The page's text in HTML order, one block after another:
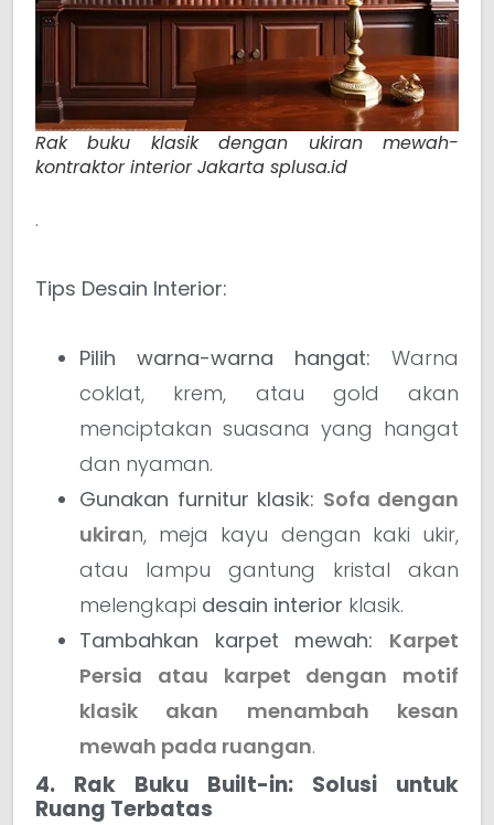
Rak buku klasik dengan ukiran mewah-
kontraktor interior Jakarta splusa.id
.
Tips Desain Interior:
Pilih warna-warna hangat: Warna
coklat, krem, atau gold akan
menciptakan suasana yang hangat
dan nyaman.
Gunakan furnitur klasik: Sofa dengan
ukiran, meja kayu dengan kaki ukir,
atau lampu gantung kristal akan
melengkapi desain interior klasik.
Tambahkan karpet mewah:
Karpet
Persia atau karpet dengan motif
klasik akan menambah kesan
mewah pada ruangan.
4. Rak Buku Built-in: Solusi untuk
Ruang Terbatas